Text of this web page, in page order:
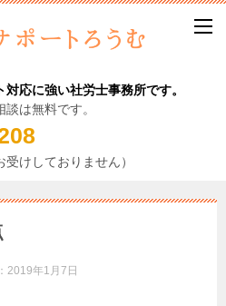
応に強い社労士事務所です。
は無料です。
受けしておりません）
2019年1月7日